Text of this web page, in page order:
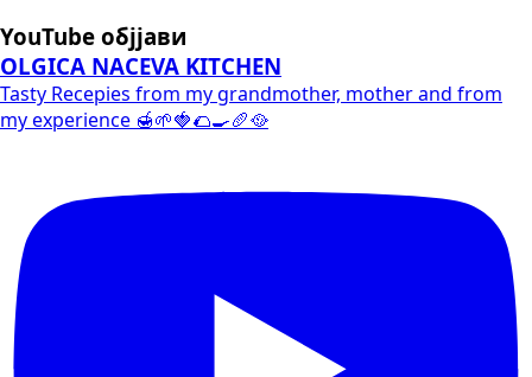
YouTube објјави
OLGICA NACEVA KITCHEN
Tasty Recepies from my grandmother, mother and from
my experience 🍯🌱🍓🌮🍳🥖🥘